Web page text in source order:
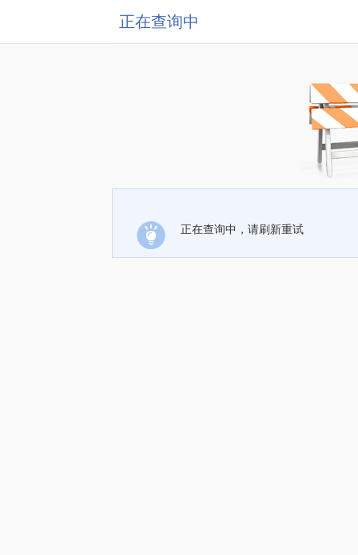
正在查询中
正在查询中，请刷新重试